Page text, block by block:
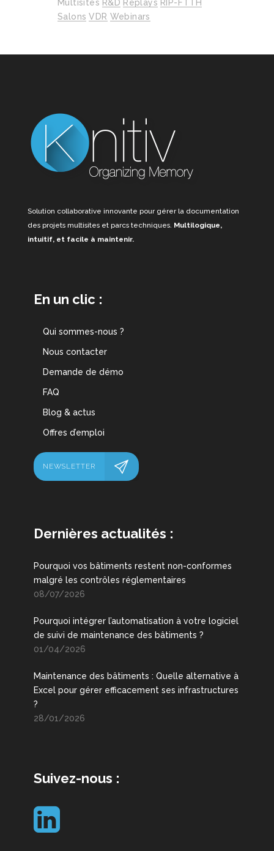
Multisites R&D Replays RIP-FTTH
Salons VDR Webinars
Solution collaborative innovante pour gérer la documentation
des projets multisites et parcs techniques. Multilogique,
intuitif, et facile à maintenir.
En un clic :
Qui sommes-nous ?
Nous contacter
Demande de démo
FAQ
Blog & actus
Offres d’emploi
NEWSLETTER
Dernières actualités :
Pourquoi vos bâtiments restent non-conformes
malgré les contrôles réglementaires
08/07/2026
Pourquoi intégrer l’automatisation à votre logiciel
de suivi de maintenance des bâtiments ?
01/04/2026
Maintenance des bâtiments : Quelle alternative à
Excel pour gérer efficacement ses infrastructures
?
28/01/2026
Suivez-nous :